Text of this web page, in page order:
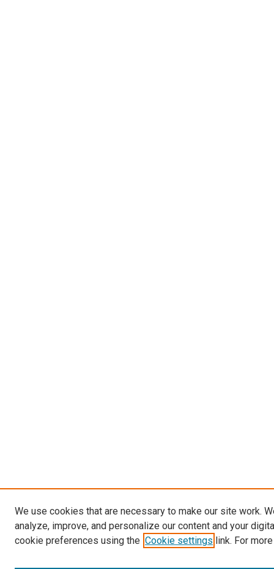
We use cookies that are necessary to make our site work.
analyze, improve, and personalize our content and your
cookie preferences using the Cookie settings link. For